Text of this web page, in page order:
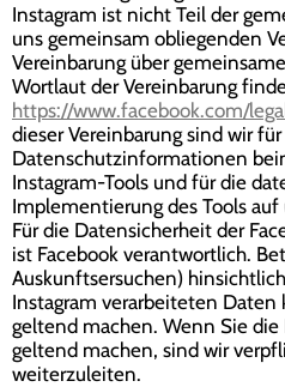
Instagram ist nicht Teil der
uns gemeinsam obliegenden
Vereinbarung über
Wortlaut der Vereinbarung
https://www.facebook.com/
dieser Vereinbarung sind wir
Datenschutzinformationen
Instagram-Tools und für die
Implementierung des Tools
Für die Datensicherheit der
ist Facebook verantwortlich.
Auskunftsersuchen)
Instagram verarbeiteten
geltend machen. Wenn Sie
geltend machen, sind wir
weiterzuleiten.